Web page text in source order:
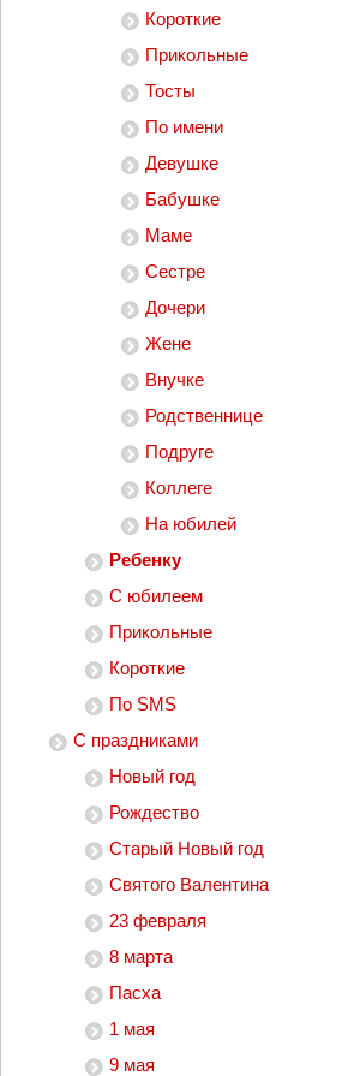
Короткие
Прикольные
Тосты
По имени
Девушке
Бабушке
Маме
Сестре
Дочери
Жене
Внучке
Родственнице
Подруге
Коллеге
На юбилей
Ребенку
С юбилеем
Прикольные
Короткие
По SMS
С праздниками
Новый год
Рождество
Старый Новый год
Святого Валентина
23 февраля
8 марта
Пасха
1 мая
9 мая